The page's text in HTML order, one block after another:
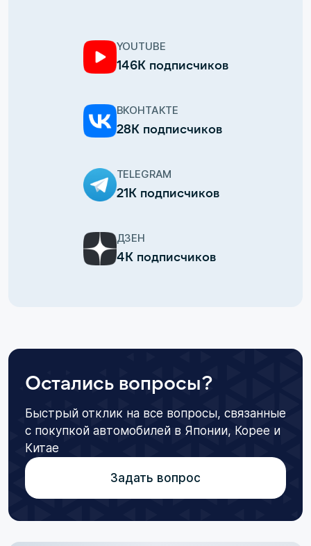
YOUTUBE
146К подписчиков
ВКОНТАКТЕ
28К подписчиков
TELEGRAM
21К подписчиков
ДЗЕН
4К подписчиков
Остались вопросы?
Быстрый отклик на все вопросы, связанные
с покупкой автомобилей в Японии, Корее и
Китае
Задать вопрос